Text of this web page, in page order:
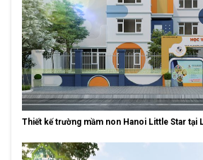
Thiết kế trường mầm non Hanoi Little Star tại